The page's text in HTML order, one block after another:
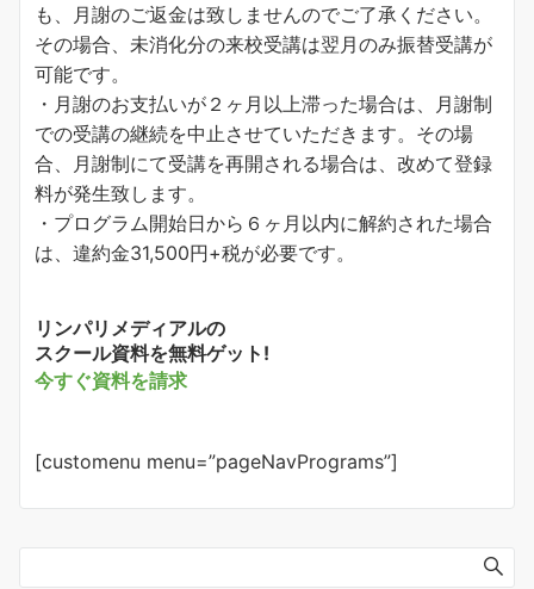
も、月謝のご返金は致しませんのでご了承ください。
その場合、未消化分の来校受講は翌月のみ振替受講が
可能です。
・月謝のお支払いが２ヶ月以上滞った場合は、月謝制
での受講の継続を中止させていただきます。その場
合、月謝制にて受講を再開される場合は、改めて登録
料が発生致します。
・プログラム開始日から６ヶ月以内に解約された場合
は、違約金31,500円+税が必要です。
リンパリメディアルの
スクール資料を無料ゲット!
今すぐ資料を請求
[customenu menu=”pageNavPrograms”]